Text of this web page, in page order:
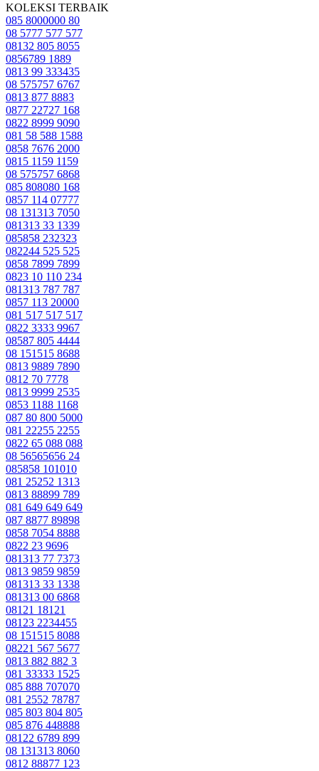
KOLEKSI TERBAIK
085 8000000 80
08 5777 577 577
08132 805 8055
0856789 1889
0813 99 333435
08 575757 6767
0813 877 8883
0877 22727 168
0822 8999 9090
081 58 588 1588
0858 7676 2000
0815 1159 1159
08 575757 6868
085 808080 168
0857 114 07777
08 131313 7050
081313 33 1339
085858 232323
082244 525 525
0858 7899 7899
0823 10 110 234
081313 787 787
0857 113 20000
081 517 517 517
0822 3333 9967
08587 805 4444
08 151515 8688
0813 9889 7890
0812 70 7778
0813 9999 2535
0853 1188 1168
087 80 800 5000
081 22255 2255
0822 65 088 088
08 56565656 24
085858 101010
081 25252 1313
0813 88899 789
081 649 649 649
087 8877 89898
0858 7054 8888
0822 23 9696
081313 77 7373
0813 9859 9859
081313 33 1338
081313 00 6868
08121 18121
08123 2234455
08 151515 8088
08221 567 5677
0813 882 882 3
081 33333 1525
085 888 707070
081 2552 78787
085 803 804 805
085 876 448888
08122 6789 899
08 131313 8060
0812 88877 123